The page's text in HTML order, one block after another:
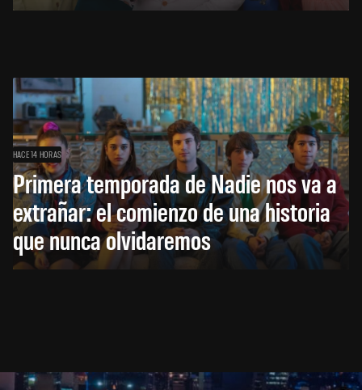
HACE 14 HORAS
Primera temporada de Nadie nos va a
extrañar: el comienzo de una historia
que nunca olvidaremos